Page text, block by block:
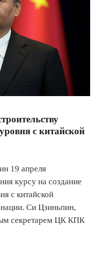
с китайской
19 апреля
курсу на создание
с китайской
Си Цзиньпин,
секретарем ЦК КПК